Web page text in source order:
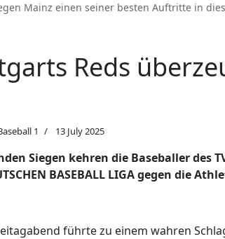
Mainz einen seiner besten Auftritte in
Reds
1 13 July 2025
Siegen kehren die Baseballer des
BASEBALL LIGA gegen die
führte zu einem wahren